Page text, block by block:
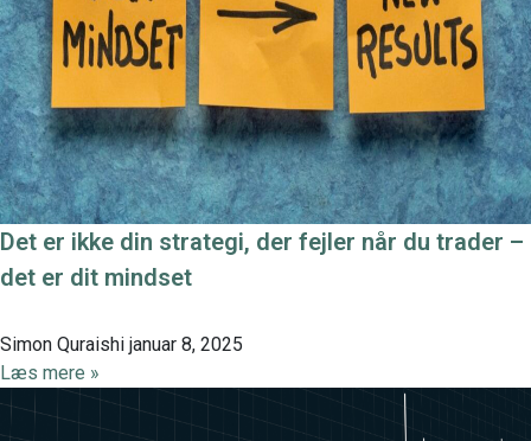
Det er ikke din strategi, der fejler når du trader –
det er dit mindset
Simon Quraishi januar 8, 2025
Læs mere »